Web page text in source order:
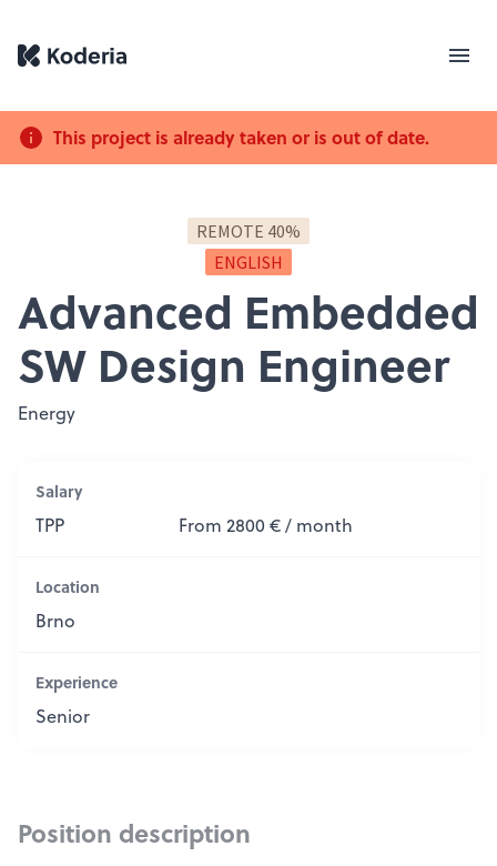
This project is already taken or is out of date.
REMOTE 40%
ENGLISH
Advanced Embedded
SW Design Engineer
Energy
Salary
TPP From 2800 € / month
Location
Brno
Experience
Senior
Position description